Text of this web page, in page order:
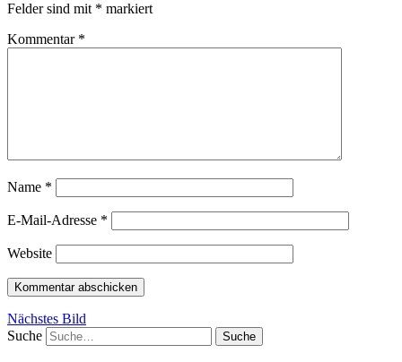
Felder sind mit * markiert
Kommentar *
Name *
E-Mail-Adresse *
Website
Nächstes Bild
Suche